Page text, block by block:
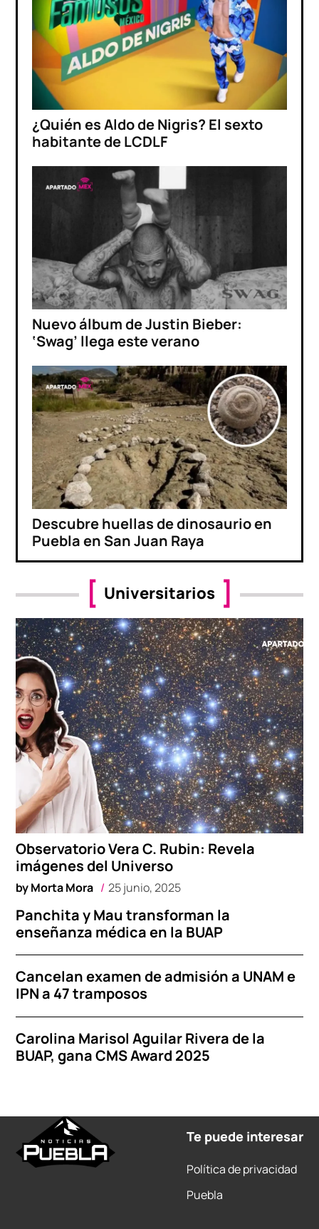
¿Quién es Aldo de Nigris? El sexto
habitante de LCDLF
Nuevo álbum de Justin Bieber:
‘Swag’ llega este verano
Descubre huellas de dinosaurio en
Puebla en San Juan Raya
Universitarios
Observatorio Vera C. Rubin: Revela
imágenes del Universo
byMorta Mora 25 junio, 2025
Panchita y Mau transforman la
enseñanza médica en la BUAP
Cancelan examen de admisión a UNAM e
IPN a 47 tramposos
Carolina Marisol Aguilar Rivera de la
BUAP, gana CMS Award 2025
Te puede interesar
Política de privacidad
Puebla